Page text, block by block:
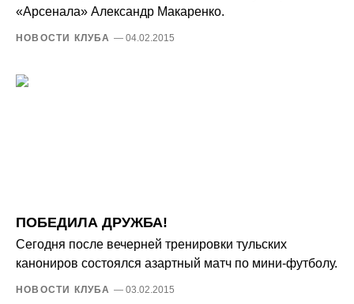
«Арсенала» Александр Макаренко.
НОВОСТИ КЛУБА — 04.02.2015
ПОБЕДИЛА ДРУЖБА!
Сегодня после вечерней тренировки тульских
канониров состоялся азартный матч по мини-футболу.
НОВОСТИ КЛУБА — 03.02.2015